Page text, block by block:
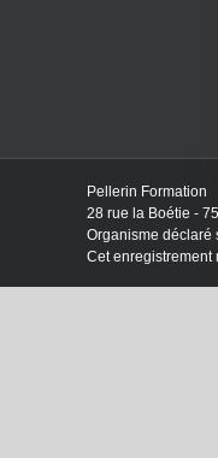
Pellerin Formation
28 rue la Boétie -
Organisme déclaré
Cet enregistrement